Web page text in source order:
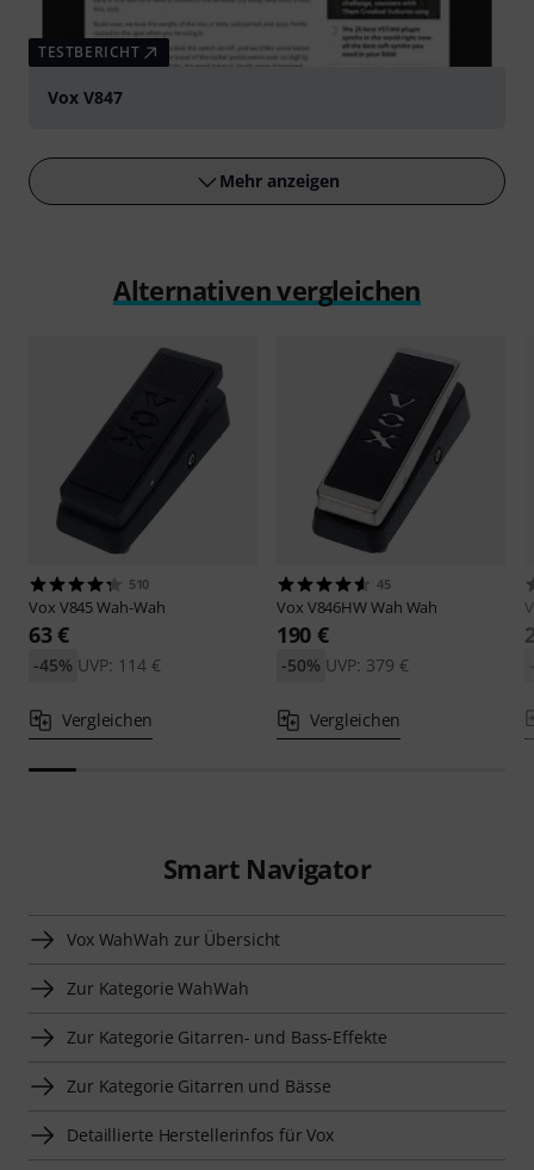
TESTBERICHT
Vox V847
Mehr anzeigen
Alternativen vergleichen
510
Vox V845 Wah-Wah
63 €
UVP: 114 €
-45%
Vergleichen
45
Vox V846HW Wah Wah
190 €
UVP: 379 €
-50%
Vergleichen
Smart Navigator
Vox WahWah zur Übersicht
Zur Kategorie WahWah
Zur Kategorie Gitarren- und Bass-Effekte
Zur Kategorie Gitarren und Bässe
Detaillierte Herstellerinfos für Vox